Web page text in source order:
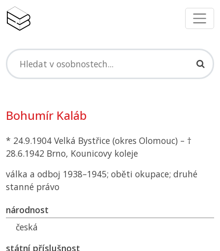
Bohumír Kaláb
* 24.9.1904 Velká Bystřice (okres Olomouc) – †
28.6.1942 Brno, Kounicovy koleje
válka a odboj 1938–1945; oběti okupace; druhé
stanné právo
národnost
česká
státní příslušnost